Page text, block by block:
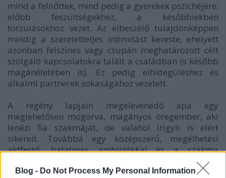
Blog - Do Not Process My Personal Information
mind a felnőttek, mind pedig a gyerekek pszichéjére:
előbb feszültségekhez, a későbbiekben
torzulásokhoz vezet. Az elbeszélő tulajdonképpen
mindig a szeretetteljes intimitást kereste, ehelyett
azonban felszínes vagy csupán meghatározott célt
szolgáló kapcsolatokra talált a családban (s később
magánéletében is). Ez pedig elhidegüléshez és
alkalmi partnerek sokaságához vezetett.
A regény lapjain megelevenedő apa egy
meglehetősen mogorva, magányos öregember, aki
lenézi fia szakmáját, de valahol irigyli is elért
sikereit. Továbbá egy középszerű, megélhetési
aktfestő, hatalmas ambíciókkal és a szakma
fanyalgásával háta mögött. Szereti a luxust, a
komolyzenét és a filozófiát. A saját törvényei szerint